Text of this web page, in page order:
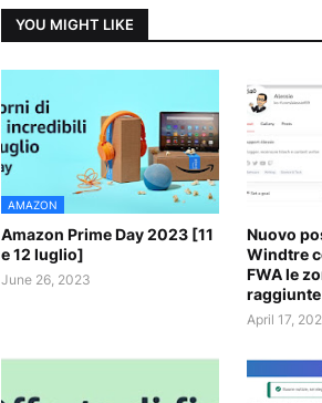
YOU MIGHT LIKE
AMAZON
Amazon Prime Day 2023 [11
e 12 luglio]
June 26, 2023
Nuovo
Windtre
FWA le
April 17,